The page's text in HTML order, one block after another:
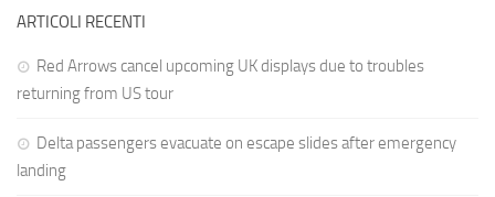
ARTICOLI RECENTI
Red Arrows cancel upcoming UK displays due to troubles
returning from US tour
Delta passengers evacuate on escape slides after emergency
landing